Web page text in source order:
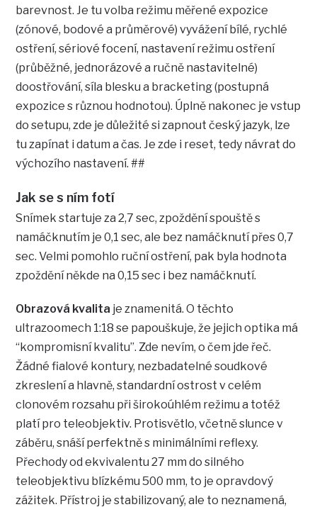
barevnost. Je tu volba režimu měřené expozice
(zónové, bodové a průměrové) vyvážení bílé, rychlé
ostření, sériové focení, nastavení režimu ostření
(průběžné, jednorázové a ručně nastavitelné)
doostřování, síla blesku a bracketing (postupná
expozice s různou hodnotou). Úplně nakonec je vstup
do setupu, zde je důležité si zapnout český jazyk, lze
tu zapínat i datum a čas. Je zde i reset, tedy návrat do
výchozího nastavení. ##
Jak se s ním fotí
Snímek startuje za 2,7 sec, zpoždění spouště s
namáčknutím je 0,1 sec, ale bez namáčknutí přes 0,7
sec. Velmi pomohlo ruční ostření, pak byla hodnota
zpoždění někde na 0,15 sec i bez namáčknutí.
Obrazová kvalita je znamenitá. O těchto
ultrazoomech 1:18 se papouškuje, že jejich optika má
“kompromisní kvalitu”. Zde nevím, o čem jde řeč.
Žádné fialové kontury, nezbadatelné soudkové
zkreslení a hlavně, standardní ostrost v celém
clonovém rozsahu při širokoúhlém režimu a totéž
platí pro teleobjektiv. Protisvětlo, včetně slunce v
záběru, snáší perfektně s minimálními reflexy.
Přechody od ekvivalentu 27 mm do silného
teleobjektivu blízkému 500 mm, to je opravdový
zážitek. Přístroj je stabilizovaný, ale to neznamená,